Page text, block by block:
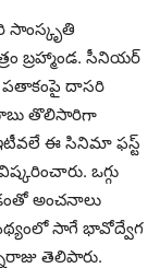
సాంస్కృతి
బ్రహ్మాండ. సీనియర్
పతాకంపై దాసరి
తొలిసారిగా
ఇటీవలే ఈ సినిమా ఫస్ట్
ఒగ్గు
అంచనాలు
సాగే భావోద్వేగ
తెలిపారు.